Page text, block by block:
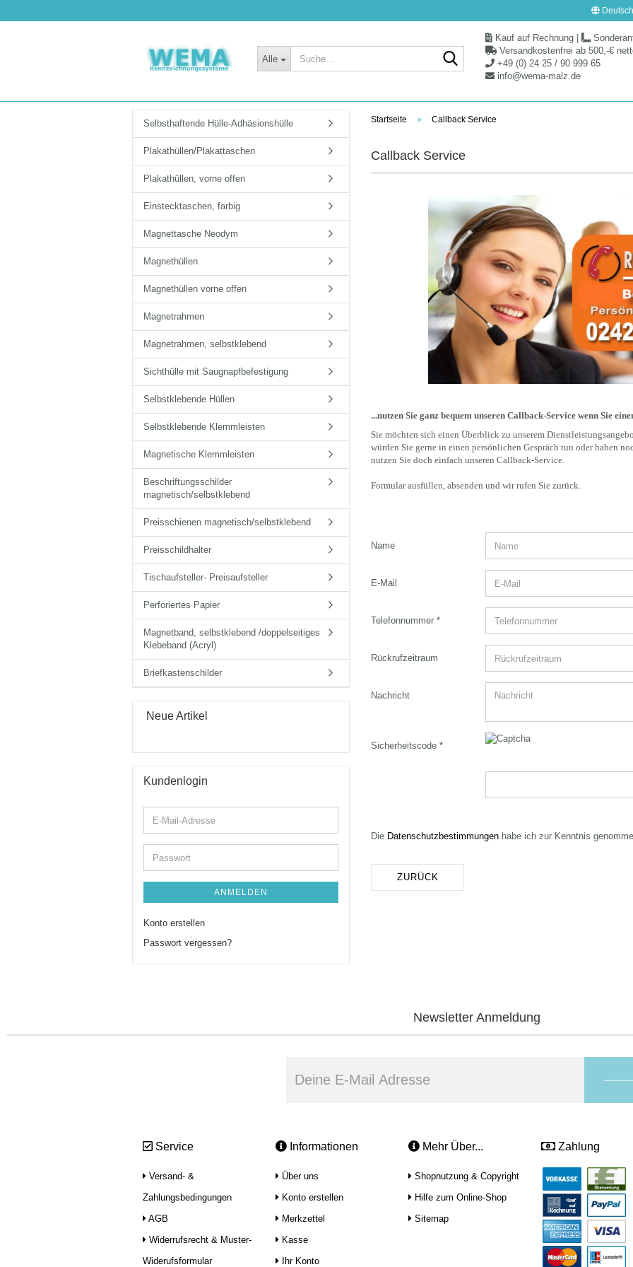
Alle
Suche...
Kauf auf Rechnung
Versandkostenfrei ab 500,-€
+49 (0) 24 25 / 90 999 65
info@wema-malz.de
Startseite » Callback Service
Callback Service
...nutzen Sie ganz bequem unseren Callback-Service wenn Sie
Sie möchten sich einen Überblick zu unserem
würden Sie gerne in einen persönlichen Gespräch tun oder haben
nutzen Sie doch einfach unseren Callback-Service.
Formular ausfüllen, absenden und wir rufen Sie zurück.
SERVICE
Name
E-Mail
Telefonnummer
Rückrufzeitraum
Nachricht
Sicherheitscode
DATENSCHUTZBESTIMMUNGEN
Die Datenschutzbestimmungen habe ich zur Kenntnis
ZURÜCK
Selbsthaftende Hülle-Adhäsionshülle
Plakathüllen/Plakattaschen
Plakathüllen, vorne offen
Einstecktaschen, farbig
Magnettasche Neodym
Magnethüllen
Magnethüllen vorne offen
Magnetrahmen
Magnetrahmen, selbstklebend
Sichthülle mit Saugnapfbefestigung
Selbstklebende Hüllen
Selbstklebende Klemmleisten
Magnetische Klemmleisten
Beschriftungsschilder
magnetisch/selbstklebend
Preisschienen magnetisch/selbstklebend
Preisschildhalter
Tischaufsteller- Preisaufsteller
Perforiertes Papier
Magnetband, selbstklebend /doppelseitiges
Klebeband (Acryl)
Briefkastenschilder
Neue Artikel
Kundenlogin
E-
Mail-
Adresse
Passwort
ANMELDEN
Konto erstellen
Passwort vergessen?
Newsletter Anmeldung
Service
Versand- &
Zahlungsbedingungen
AGB
Widerrufsrecht & Muster-
Widerufsformular
Informationen
Über uns
Konto erstellen
Merkzettel
Kasse
Ihr Konto
Mehr Über...
Shopnutzung & Copyright
Hilfe zum Online-Shop
Sitemap
Zahlung